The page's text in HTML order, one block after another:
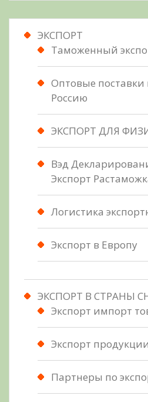
ЭКСПОРТ
Таможенный
Оптовые поставки
Россию
ЭКСПОРТ ДЛЯ
Вэд
Экспорт
Логистика
Экспорт в Европу
ЭКСПОРТ В СТРАНЫ
Экспорт импорт
Экспорт продукции
Партнеры по